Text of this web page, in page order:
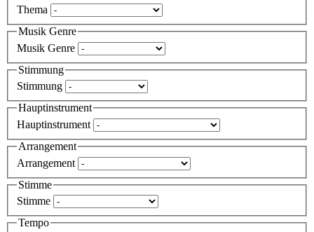
Thema
Musik Genre
Musik Genre
Stimmung
Stimmung
Hauptinstrument
Hauptinstrument
Arrangement
Arrangement
Stimme
Stimme
Tempo